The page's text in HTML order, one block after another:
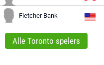
Fletcher Bank
Alle Toronto spelers